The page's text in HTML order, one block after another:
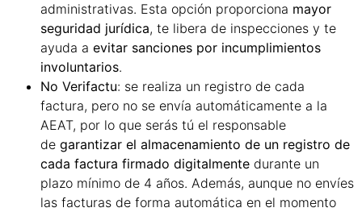
administrativas. Esta opción proporciona mayor
seguridad jurídica, te libera de inspecciones y te
ayuda a evitar sanciones por incumplimientos
involuntarios.
No Verifactu: se realiza un registro de cada
factura, pero no se envía automáticamente a la
AEAT, por lo que serás tú el responsable
de garantizar el almacenamiento de un registro de
cada factura firmado digitalmente durante un
plazo mínimo de 4 años. Además, aunque no envíes
las facturas de forma automática en el momento